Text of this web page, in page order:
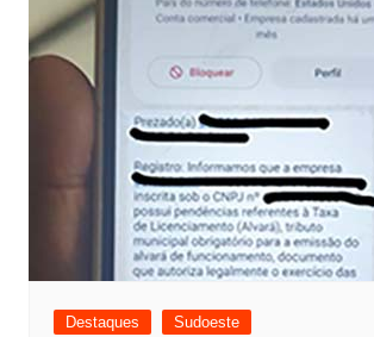
Destaques Sudoeste